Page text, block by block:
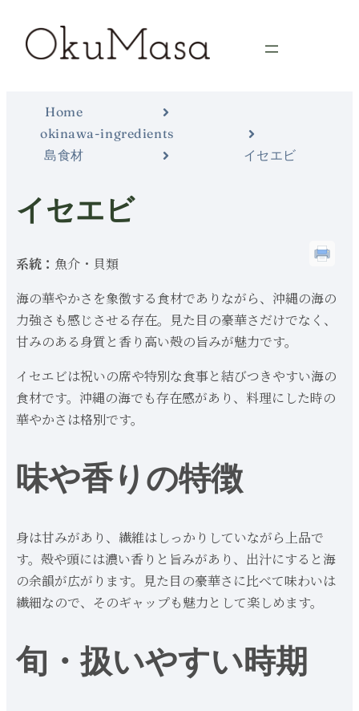
Home
okinawa-ingredients
島食材
イセエビ
イセエビ
系統： 魚介・貝類
海の華やかさを象徴する食材でありながら、沖縄の海の
力強さも感じさせる存在。見た目の豪華さだけでなく、
甘みのある身質と香り高い殻の旨みが魅力です。
イセエビは祝いの席や特別な食事と結びつきやすい海の
食材です。沖縄の海でも存在感があり、料理にした時の
華やかさは格別です。
味や香りの特徴
身は甘みがあり、繊維はしっかりしていながら上品で
す。殻や頭には濃い香りと旨みがあり、出汁にすると海
の余韻が広がります。見た目の豪華さに比べて味わいは
繊細なので、そのギャップも魅力として楽しめます。
旬・扱いやすい時期